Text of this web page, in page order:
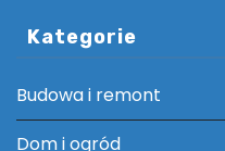
Kategorie
Budowa i remont
Dom i ogród